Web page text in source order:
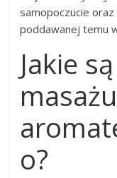
samopoczucie
poddawanej temu
Jakie
masażu
o?